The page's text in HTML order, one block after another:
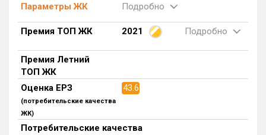
Блокированных домов
Домов с апартаментами
Многоквартирных домов
Блокированных домов
0 из 633
Квартир, апартаментов,
блоков в БД
Параметры ЖК Подробно
Премия ТОП ЖК 2021 Подробно
Премия Летний
ТОП ЖК
Оценка ЕРЗ
(потребительские качества
ЖК)
43.6
Потребительские качества